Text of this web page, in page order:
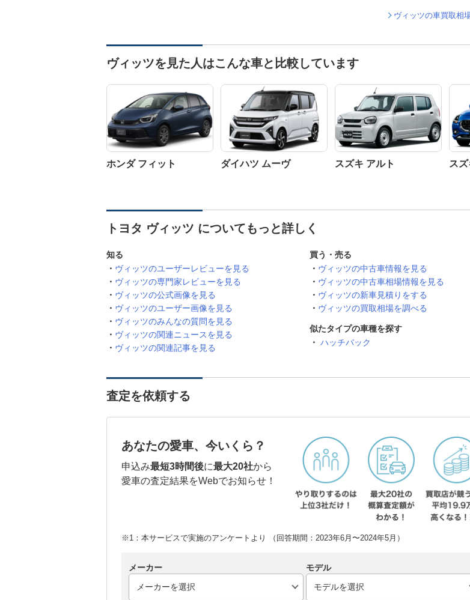
ヴィッツの車買取相
ヴィッツを見た人はこんな車と比較しています
ホンダ フィット ダイハツ ムーヴ スズキ アルト スズ
トヨタ ヴィッツ についてもっと詳しく
知る
ヴィッツのユーザーレビューを見る
ヴィッツの専門家レビューを見る
ヴィッツの公式画像を見る
ヴィッツのユーザー画像を見る
ヴィッツのみんなの質問を見る
ヴィッツの関連ニュースを見る
ヴィッツの関連記事を見る
買う・売る
ヴィッツの中古車情報を見る
ヴィッツの中古車相場情報を見る
ヴィッツの新車見積りをする
ヴィッツの買取相場を調べる
似たタイプの車種を探す
ハッチバック
査定を依頼する
あなたの愛車、今いくら？
申込み最短3時間後に最大20社から
愛車の査定結果をWebでお知らせ！
※1：本サービスで実施のアンケートより （回答期間：2023年6月〜2024年5月）
メーカー モデル